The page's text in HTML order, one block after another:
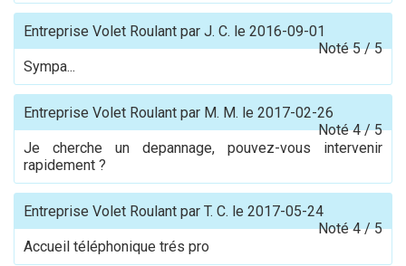
Entreprise Volet Roulant par J. C. le 2016-09-01
Noté5/5
Sympa...
Entreprise Volet Roulant par M. M. le 2017-02-26
Noté4/5
Je cherche un depannage, pouvez-vous intervenir
rapidement ?
Entreprise Volet Roulant par T. C. le 2017-05-24
Noté4/5
Accueil téléphonique trés pro